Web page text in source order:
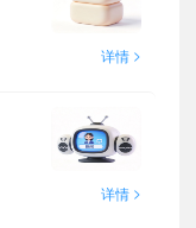
详情 >
详情 >